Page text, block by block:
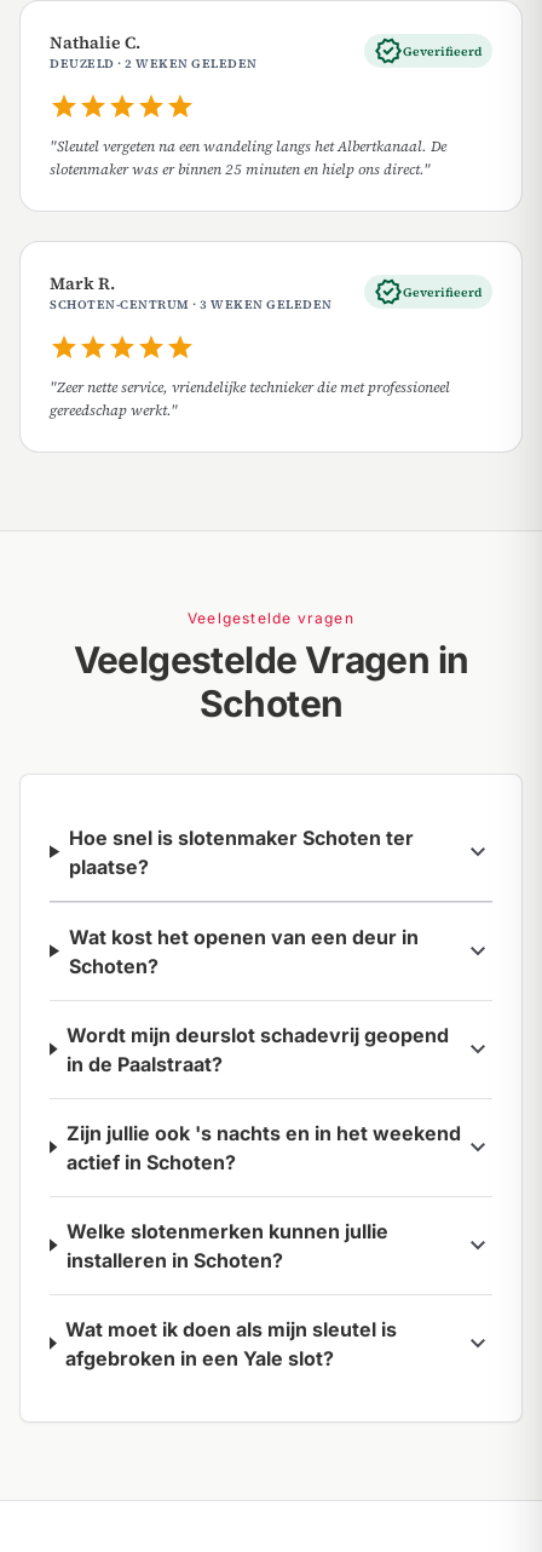
Nathalie C.
DEUZELD · 2 WEKEN GELEDEN verifiedGeverifieerd
starstarstarstarstar
"Sleutel vergeten na een wandeling langs het Albertkanaal. De
slotenmaker was er binnen 25 minuten en hielp ons direct."
Mark R.
SCHOTEN-CENTRUM · 3 WEKEN GELEDEN verifiedGeverifieerd
starstarstarstarstar
"Zeer nette service, vriendelijke technieker die met professioneel
gereedschap werkt."
Veelgestelde vragen
Veelgestelde Vragen in
Schoten
Hoe snel is slotenmaker Schoten ter
plaatse?
expand_more
Wat kost het openen van een deur in
Schoten?
expand_more
Wordt mijn deurslot schadevrij geopend
in de Paalstraat?
expand_more
Zijn jullie ook 's nachts en in het weekend
actief in Schoten?
expand_more
Welke slotenmerken kunnen jullie
installeren in Schoten?
expand_more
Wat moet ik doen als mijn sleutel is
afgebroken in een Yale slot?
expand_more